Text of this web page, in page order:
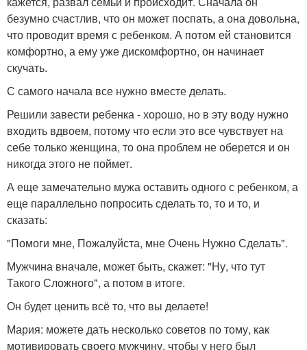
безумно счастлив, что он может поспать, а она довольна,
что проводит время с ребенком. А потом ей становится
комфортно, а ему уже дискомфортно, он начинает
скучать.
С самого начала все нужно вместе делать.
Решили завести ребенка - хорошо, но в эту воду нужно
входить вдвоем, потому что если это все чувствует на
себе только женщина, то она проблем не оберется и он
никогда этого не поймет.
А еще замечательно мужа оставить одного с ребенком, а
еще параллельно попросить сделать то, то и то, и
сказать:
"Помоги мне, Пожалуйста, мне Очень Нужно Сделать".
Мужчина вначале, может быть, скажет: "Ну, что тут
Такого Сложного", а потом в итоге.
Он будет ценить всё то, что вы делаете!
Мария: можете дать несколько советов по тому, как
мотивировать своего мужчину, чтобы у него был